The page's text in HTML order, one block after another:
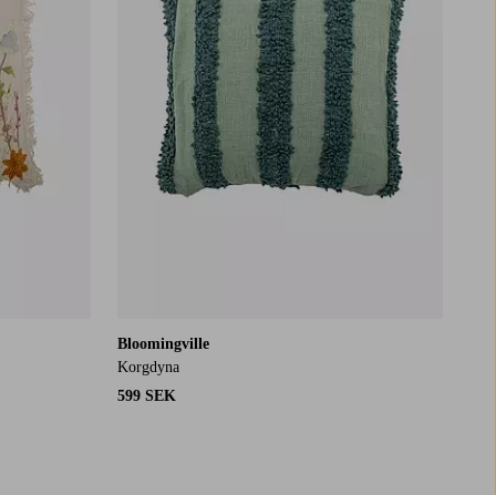
Bloomingville
Korgdyna
599 SEK